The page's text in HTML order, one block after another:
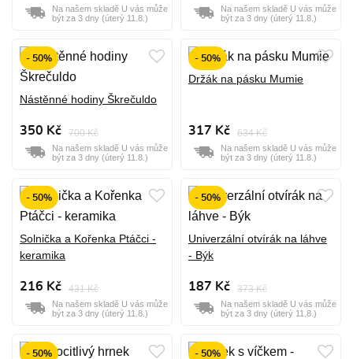
Na našem skladě U vás může
být za 3 dny (úterý 11.8.)
Na našem skladě U vás může
být za 3 dny (úterý 11.8.)
- 50%
Nástěnné hodiny Škrečuldo
350 Kč 700 Kč
Na našem skladě U vás může
být za 3 dny (úterý 11.8.)
- 50%
Držák na pásku Mumie
317 Kč 634 Kč
Na našem skladě U vás může
být za 3 dny (úterý 11.8.)
- 50%
Solnička a Kořenka Ptáčci -
keramika
216 Kč 431 Kč
Na našem skladě U vás může
být za 3 dny (úterý 11.8.)
- 50%
Univerzální otvírák na láhve
- Býk
187 Kč 373 Kč
Na našem skladě U vás může
být za 3 dny (úterý 11.8.)
- 50% - 50%